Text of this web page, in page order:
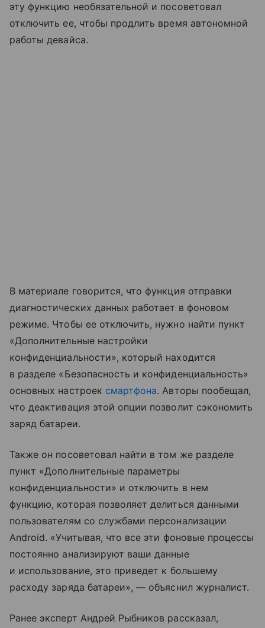
эту функцию необязательной и посоветовал
отключить ее, чтобы продлить время автономной
работы девайса.
В материале говорится, что функция отправки
диагностических данных работает в фоновом
режиме. Чтобы ее отключить, нужно найти пункт
«Дополнительные настройки
конфиденциальности», который находится
в разделе «Безопасность и конфиденциальность»
основных настроек смартфона. Авторы пообещал,
что деактивация этой опции позволит сэкономить
заряд батареи.
Также он посоветовал найти в том же разделе
пункт «Дополнительные параметры
конфиденциальности» и отключить в нем
функцию, которая позволяет делиться данными
пользователям со службами персонализации
Android. «Учитывая, что все эти фоновые процессы
постоянно анализируют ваши данные
и использование, это приведет к большему
расходу заряда батареи», — объяснил журналист.
Ранее эксперт Андрей Рыбников рассказал,